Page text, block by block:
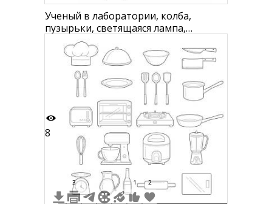
Ученый в лаборатории, колба,
пузырьки, светящаяся лампа,
приборы
8
3 1 2